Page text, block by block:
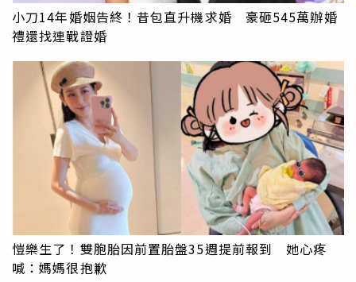
小刀14年婚姻告終！昔包直升機求婚 豪砸545萬辦婚
禮還找連戰證婚
愷樂生了！雙胞胎因前置胎盤35週提前報到 她心疼
喊：媽媽很抱歉